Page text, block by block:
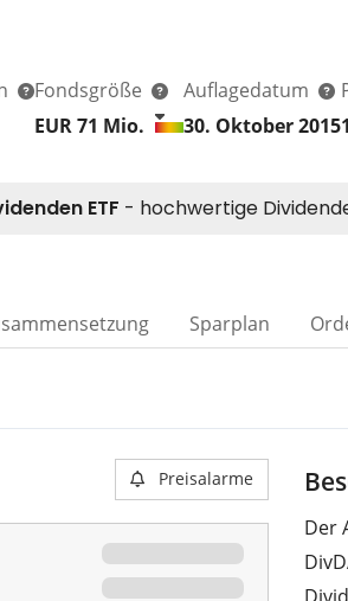
Fondsgröße
EUR 71 Mio.
Auflagedatum
30. Oktober 2015
Sparplan
Preisalarme
Der